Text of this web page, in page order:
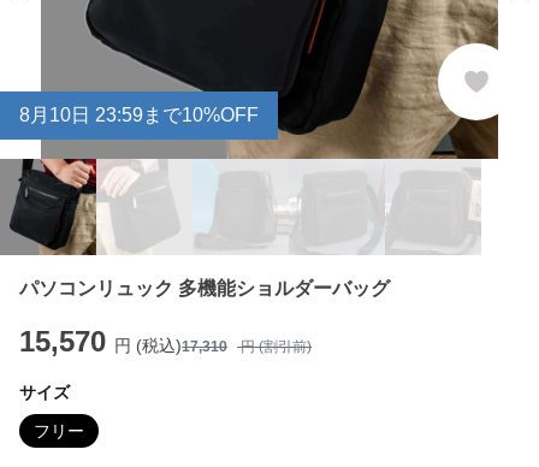
8月 10日 23:59まで10%OFF
パソコンリュック 多機能ショルダーバッグ
15,570 円 (税込)17,310 円 (割引前)
サイズ
フリー